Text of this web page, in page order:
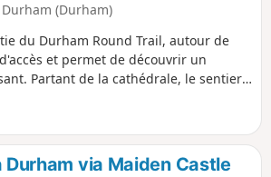
(Durham)
du Durham Round Trail, autour de
et permet de découvrir un
Partant de la cathédrale, le sentier
Brasside et finir à Finchale Priory.
Durham via Maiden Castle